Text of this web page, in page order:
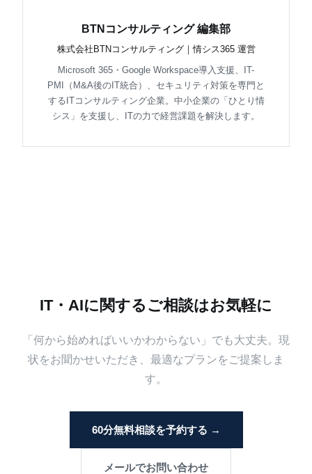
BTNコンサルティング 編集部
株式会社BTNコンサルティング｜情シス365 運営
Microsoft 365・Google Workspace導入支援、IT-
PMI（M&A後のIT統合）、セキュリティ対策を専門と
するITコンサルティング企業。中小企業の「ひとり情
シス」を支援し、ITの力で経営課題を解決します。
IT・AIに関するご相談はお気軽に
「何から始めればいいかわからない」でも大丈夫。現
状をお聞かせいただき、最適なプランをご提案しま
す。
60分無料相談を予約する →
メールでお問い合わせ